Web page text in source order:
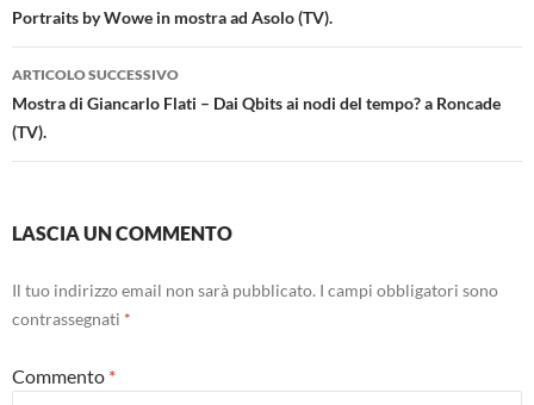
articolo
Portraits by Wowe in mostra ad Asolo (TV).
ARTICOLO SUCCESSIVO
Mostra di Giancarlo Flati – Dai Qbits ai nodi del tempo? a Roncade
(TV).
LASCIA UN COMMENTO
Il tuo indirizzo email non sarà pubblicato. I campi obbligatori sono
contrassegnati *
Commento *